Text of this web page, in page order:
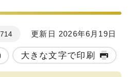
更新日 2026年6月19日
大きな文字で印刷